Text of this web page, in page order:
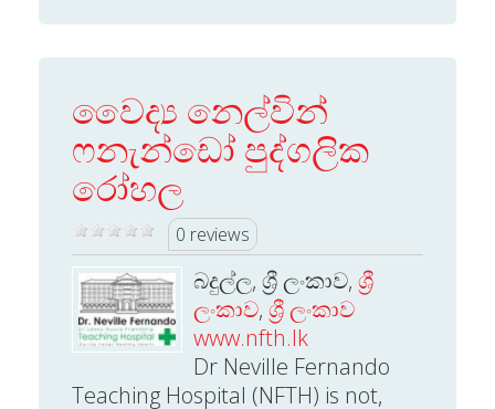
වෛද්‍ය නෙල්වින්
ෆනැන්ඩෝ පුද්ගලික
රෝහල
0 reviews
බදුල්ල, ශ්‍රී ලංකාව, ශ්‍රී
ලංකාව, ශ්‍රී ලංකාව
www.nfth.lk
Dr Neville Fernando
Teaching Hospital (NFTH) is not,